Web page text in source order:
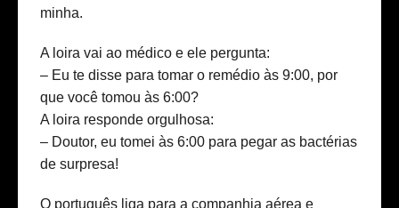
minha.
A loira vai ao médico e ele pergunta:
– Eu te disse para tomar o remédio às 9:00, por
que você tomou às 6:00?
A loira responde orgulhosa:
– Doutor, eu tomei às 6:00 para pegar as bactérias
de surpresa!
O português liga para a companhia aérea e